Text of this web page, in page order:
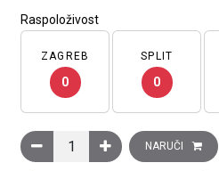
Raspoloživost
ZAGREB
0
SPLIT
0
Ukrasni okvir Clasia, 7
NARUČI